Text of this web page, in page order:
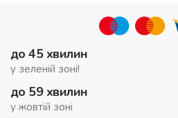
до 45 хвилин
у зеленій зоні!
до 59 хвилин
у жовтій зоні